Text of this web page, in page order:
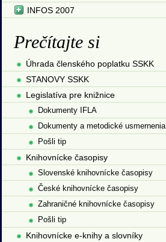
INFOS 2007
Prečítajte si
Úhrada členského poplatku SSKK
STANOVY SSKK
Legislatíva pre knižnice
Dokumenty IFLA
Dokumenty a metodické usmernenia
Pošli tip
Knihovnícke časopisy
Slovenské knihovnícke časopisy
České knihovnícke časopisy
Zahraničné knihovnícke časopisy
Pošli tip
Knihovnícke e-knihy a slovníky